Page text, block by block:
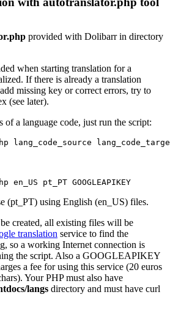
provided with Dolibarr in directory
when starting translation for a
If there is already a translation
missing key or correct errors, try to
(see later).
of a language code, just run the script:
(pt_PT) using English (en_US) files.
created, all existing files will be
translation service to find the
so a working Internet connection is
the script. Also a GOOGLEAPIKEY
a fee for using this service (20 euros
Your PHP must also have
langs directory and must have curl